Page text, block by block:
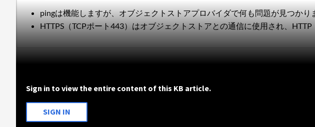
pingは機能しますが、オブジェクトストアプロバイダで何も問題が見つかり
HTTPS（TCPポート443）はオブジェクトストアとの通信に使用され、
Sign in to view the entire content of this KB article.
SIGN IN